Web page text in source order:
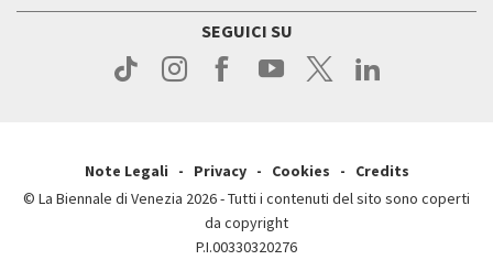
Contatti
SEGUICI SU
Note Legali Privacy Cookies
Credits
© La Biennale di Venezia 2026 - Tutti i contenuti del sito sono coperti
da copyright
P.I.00330320276